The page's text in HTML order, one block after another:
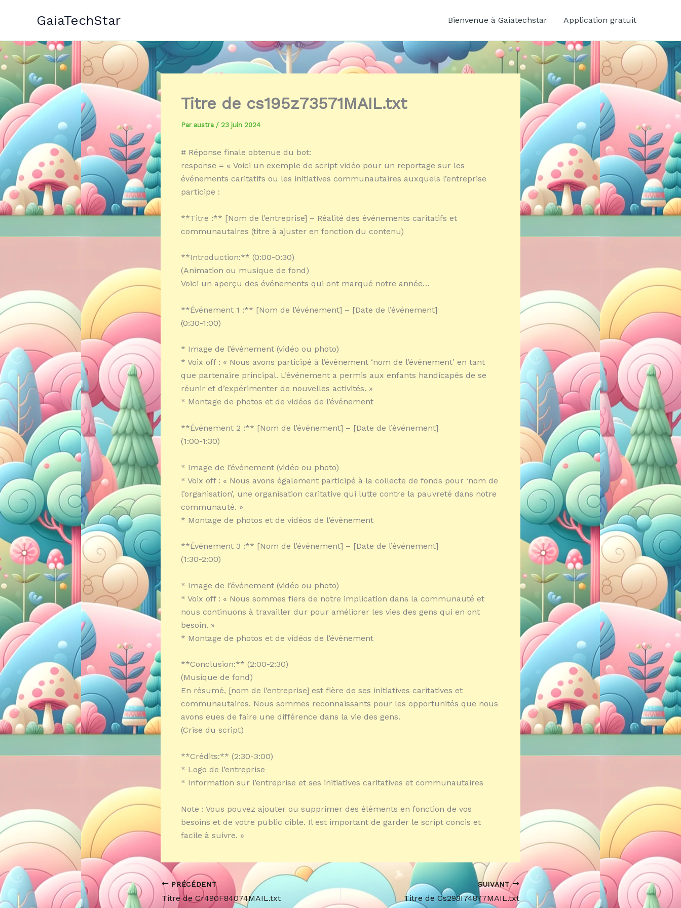
GaiaTechStar Bienvenue à Gaiatechstar Application gratuit
Titre de cs195z73571MAIL.txt
Par austra / 23 juin 2024
# Réponse finale obtenue du bot:
response = « Voici un exemple de script vidéo pour un reportage sur les
événements caritatifs ou les initiatives communautaires auxquels l’entreprise
participe :
**Titre :** [Nom de l’entreprise] – Réalité des événements caritatifs et
communautaires (titre à ajuster en fonction du contenu)
**Introduction:** (0:00-0:30)
(Animation ou musique de fond)
Voici un aperçu des événements qui ont marqué notre année…
**Événement 1 :** [Nom de l’événement] – [Date de l’événement]
(0:30-1:00)
* Image de l’événement (vidéo ou photo)
* Voix off : « Nous avons participé à l’événement ‘nom de l’événement’ en tant
que partenaire principal. L’événement a permis aux enfants handicapés de se
réunir et d’expérimenter de nouvelles activités. »
* Montage de photos et de vidéos de l’événement
**Événement 2 :** [Nom de l’événement] – [Date de l’événement]
(1:00-1:30)
* Image de l’événement (vidéo ou photo)
* Voix off : « Nous avons également participé à la collecte de fonds pour ‘nom de
l’organisation’, une organisation caritative qui lutte contre la pauvreté dans notre
communauté. »
* Montage de photos et de vidéos de l’événement
**Événement 3 :** [Nom de l’événement] – [Date de l’événement]
(1:30-2:00)
* Image de l’événement (vidéo ou photo)
* Voix off : « Nous sommes fiers de notre implication dans la communauté et
nous continuons à travailler dur pour améliorer les vies des gens qui en ont
besoin. »
* Montage de photos et de vidéos de l’événement
**Conclusion:** (2:00-2:30)
(Musique de fond)
En résumé, [nom de l’entreprise] est fière de ses initiatives caritatives et
communautaires. Nous sommes reconnaissants pour les opportunités que nous
avons eues de faire une différence dans la vie des gens.
(Crise du script)
**Crédits:** (2:30-3:00)
* Logo de l’entreprise
* Information sur l’entreprise et ses initiatives caritatives et communautaires
Note : Vous pouvez ajouter ou supprimer des éléments en fonction de vos
besoins et de votre public cible. Il est important de garder le script concis et
facile à suivre. »
PRÉCÉDENT
Titre de Cr490F84074MAIL.txt
SUIVANT
Titre de Cs293I74877MAIL.txt